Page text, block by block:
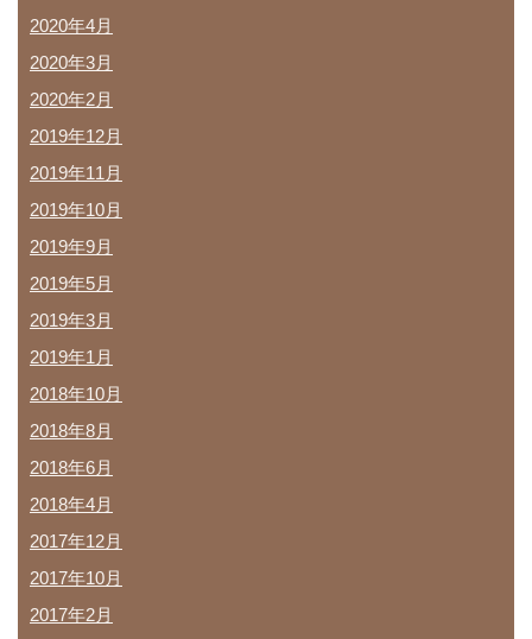
2020年4月
2020年3月
2020年2月
2019年12月
2019年11月
2019年10月
2019年9月
2019年5月
2019年3月
2019年1月
2018年10月
2018年8月
2018年6月
2018年4月
2017年12月
2017年10月
2017年2月